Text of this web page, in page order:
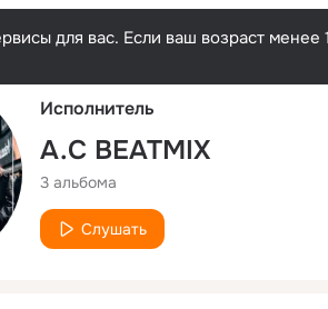
для вас. Если ваш возраст
Исполнитель
A.C BEATMIX
3 альбома
Слушать